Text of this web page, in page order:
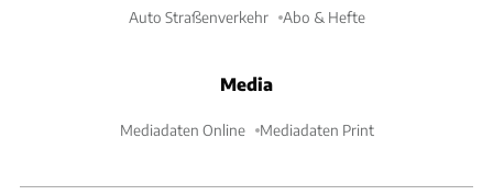
Auto Straßenverkehr Abo & Hefte
Media
Mediadaten Online Mediadaten Print